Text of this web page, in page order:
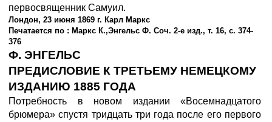
первосвященник Самуил.
Лондон, 23 июня 1869 г. Карл Маркс
Печатается по : Маркс К.,Энгельс Ф. Соч. 2-е изд., т. 16, с. 374-
376
Ф. ЭНГЕЛЬС
ПРЕДИСЛОВИЕ К ТРЕТЬЕМУ НЕМЕЦКОМУ
ИЗДАНИЮ 1885 ГОДА
Потребность в новом издании «Восемнадцатого
брюмера» спустя тридцать три года после его первого